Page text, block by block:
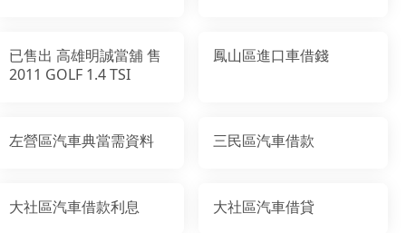
已售出 高雄明誠當舖 售
2011 GOLF 1.4 TSI
鳳山區進口車借錢
左營區汽車典當需資料 三民區汽車借款
大社區汽車借款利息 大社區汽車借貸